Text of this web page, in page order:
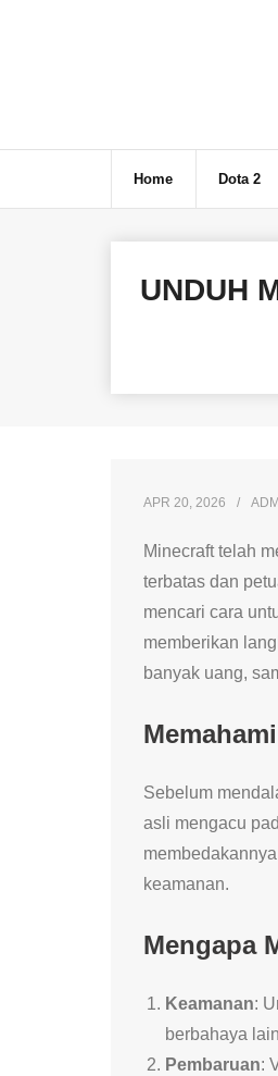
Home Dota 2
UNDUH
APR 20, 2026
Minecraft telah
terbatas dan
mencari cara
memberikan
banyak uang,
Sebelum
asli mengacu
keamanan.
Mengapa
Keamanan:
berbahaya
Pembaruan: